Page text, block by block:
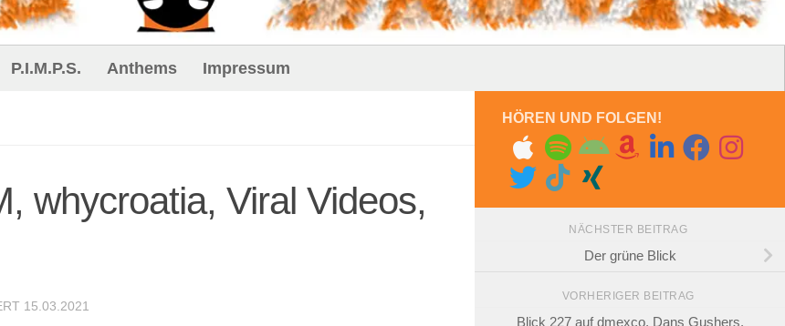
P.I.M.P.S. Anthems Impressum
whycroatia, Viral Videos,
15.03.2021
HÖREN UND FOLGEN!
NÄCHSTER BEITRAG
Der grüne Blick
VORHERIGER BEITRAG
Blick 227 auf dmexco, Dans Gushers,